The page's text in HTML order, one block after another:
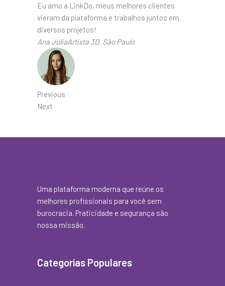
Eu amo a LinkDo, meus melhores clientes
vieram da plataforma e trabalhos juntos em
diversos projetos!
Ana JúliaArtista 3D, São Paulo
Previous
Next
Uma plataforma moderna que reúne os
melhores profissionais para você sem
burocracia. Praticidade e segurança são
nossa missão.
Categorias Populares